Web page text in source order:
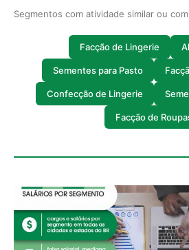
Segmentos com atividade similar ou
Facção de Lingerie
Sementes para Pasto
Confecção de Lingerie
Facção de